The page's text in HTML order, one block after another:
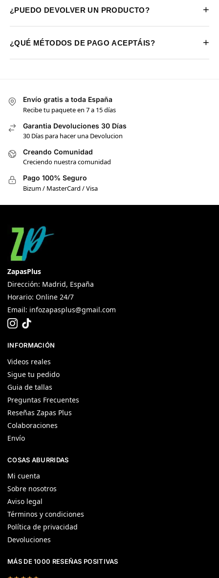
¿PUEDO DEVOLVER UN PRODUCTO? +
¿QUÉ MÉTODOS DE PAGO ACEPTÁIS? +
Envío gratis a toda España
Recibe tu paquete en 7 a 15 días
Garantia Devoluciones 30 Días
30 Días para hacer una Devolucion
Creando Comunidad
Creciendo nuestra comunidad
Pago 100% Seguro
Bizum / MasterCard / Visa
ZapasPlus
Dirección: Madrid, España
Horario: Online 24/7
Email: infozapasplus@gmail.com
INFORMACIÓN
Videos reales
Sigue tu pedido
Guia de tallas
Preguntas Frecuentes
Reseñas Zapas Plus
Colaboraciones
Envío
COSAS ABURRIDAS
Mi cuenta
Sobre nosotros
Aviso legal
Términos y condiciones
Política de privacidad
Devoluciones
MÁS DE 1000 RESEÑAS POSITIVAS